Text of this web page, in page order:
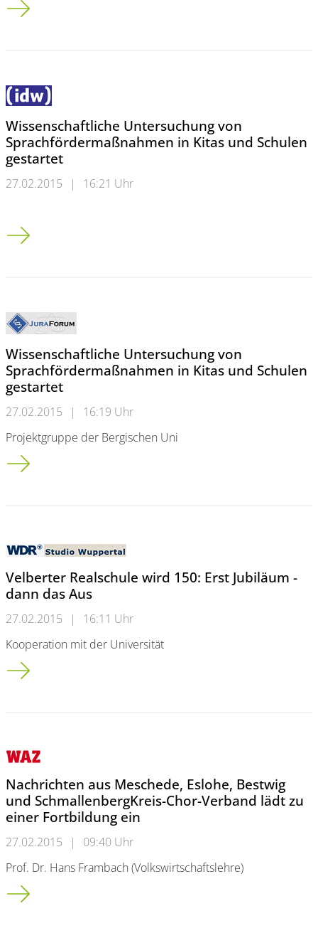
Wissenschaftliche Untersuchung von
Sprachfördermaßnahmen in Kitas und Schulen
gestartet
27.02.2015 | 16:21 Uhr
Wissenschaftliche Untersuchung von
Wissenschaftliche Untersuchung von
Sprachfördermaßnahmen in Kitas und Schulen
gestartet
27.02.2015 |
16:19 Uhr
Projektgruppe der Bergischen Uni
Wissenschaftliche Untersuchung von
Velberter Realschule wird 150: Erst Jubiläum -
dann das Aus
27.02.2015 |
16:11 Uhr
Kooperation mit der Universität
Velberter Realschule wird 150: Erst Jubiläum - dann das Aus
Nachrichten aus Meschede, Eslohe, Bestwig
und SchmallenbergKreis-Chor-Verband lädt zu
einer Fortbildung ein
27.02.2015 |
09:40 Uhr
Prof. Dr. Hans Frambach (Volkswirtschaftslehre)
Nachrichten aus Meschede, Eslohe, Bestwig und